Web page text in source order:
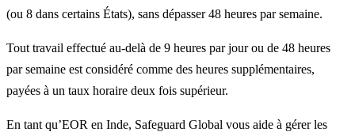
(ou 8 dans certains États), sans dépasser 48 heures par semaine.
Tout travail effectué au-delà de 9 heures par jour ou de 48 heures
par semaine est considéré comme des heures supplémentaires,
payées à un taux horaire deux fois supérieur.
En tant qu’EOR en Inde, Safeguard Global vous aide à gérer les